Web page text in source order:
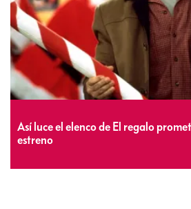
Así luce el elenco de El regalo
estreno